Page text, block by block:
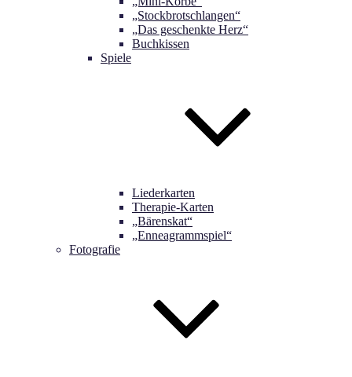
„Stockbrotschlangen“
„Das geschenkte Herz“
Buchkissen
Spiele
Liederkarten
Therapie-Karten
„Bärenskat“
„Enneagrammspiel“
Fotografie